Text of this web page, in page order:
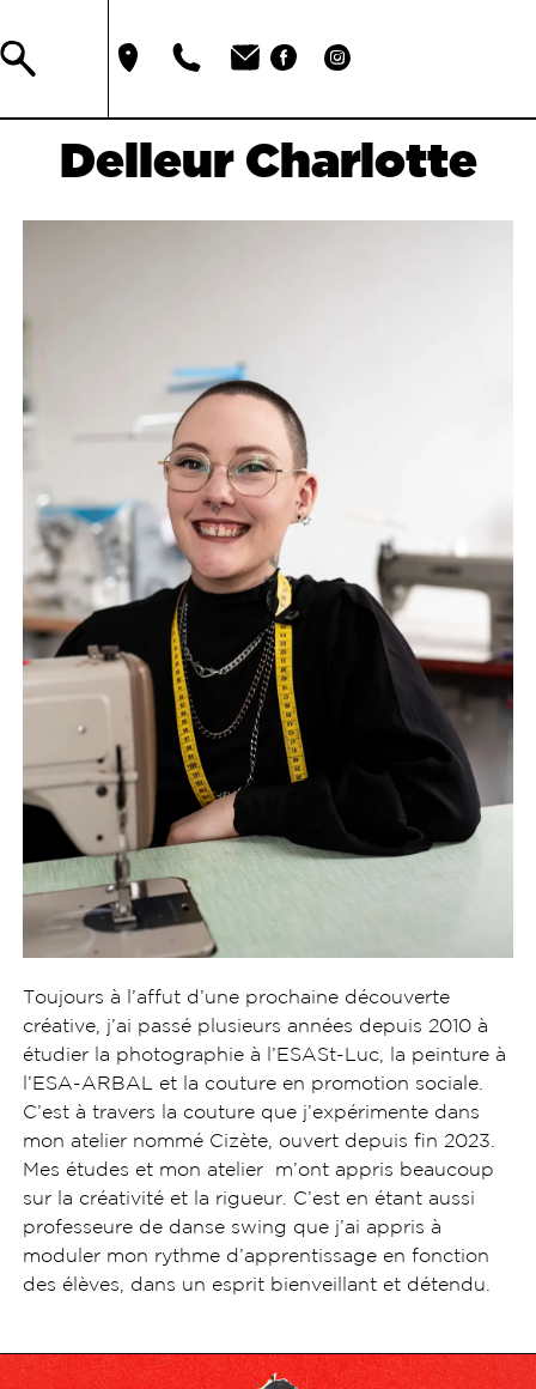
Delleur Charlotte
Toujours à l’affut d’une prochaine découverte
créative, j’ai passé plusieurs années depuis 2010 à
étudier la photographie à l’ESASt-Luc, la peinture à
l’ESA-ARBAL et la couture en promotion sociale.
C’est à travers la couture que j’expérimente dans
mon atelier nommé Cizète, ouvert depuis fin 2023.
Mes études et mon atelier m’ont appris beaucoup
sur la créativité et la rigueur. C’est en étant aussi
professeure de danse swing que j’ai appris à
moduler mon rythme d’apprentissage en fonction
des élèves, dans un esprit bienveillant et détendu.